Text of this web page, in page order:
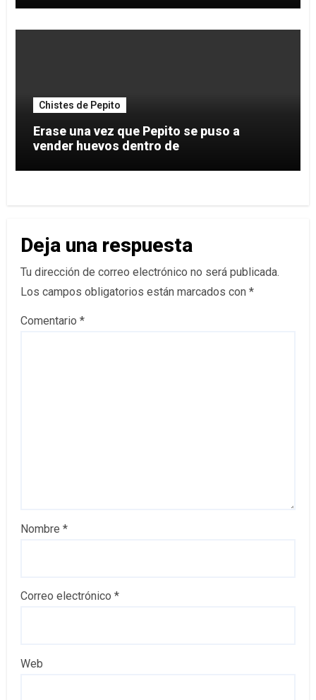
Chistes de Pepito
Erase una vez que Pepito se puso a
vender huevos dentro de
Deja una respuesta
Tu dirección de correo electrónico no será publicada.
Los campos obligatorios están marcados con *
Comentario *
Nombre *
Correo electrónico *
Web